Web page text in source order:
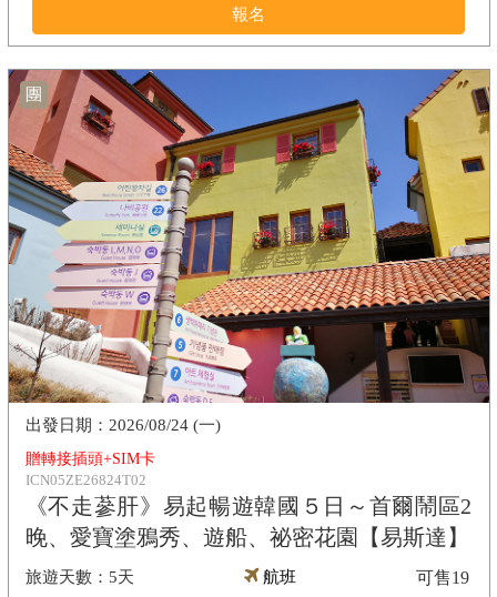
報名
團
贈轉接插頭+SIM卡
ICN05ZE26824T02
《不走蔘肝》易起暢遊韓國５日～首爾鬧區2
晚、愛寶塗鴉秀、遊船、祕密花園【易斯達】
5天
2026/08/24 (一)
航班 可售19